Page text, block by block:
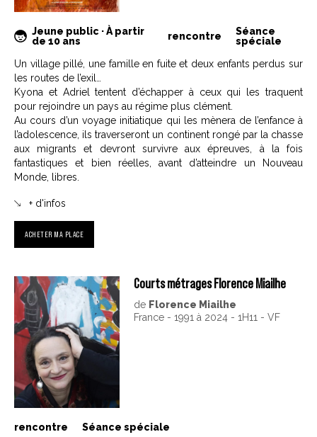
Jeune public · À partir
de 10 ans
rencontre
Séance
spéciale
Un village pillé, une famille en fuite et deux enfants perdus sur
les routes de l’exil…
Kyona et Adriel tentent d’échapper à ceux qui les traquent
pour rejoindre un pays au régime plus clément.
Au cours d’un voyage initiatique qui les mènera de l’enfance à
l’adolescence, ils traverseront un continent rongé par la chasse
aux migrants et devront survivre aux épreuves, à la fois
fantastiques et bien réelles, avant d’atteindre un Nouveau
Monde, libres.
+ d'infos
ACHETER MA PLACE
Courts métrages Florence Miailhe
de Florence Miailhe
France - 1991 à 2024 - 1H11 - VF
rencontre
Séance spéciale